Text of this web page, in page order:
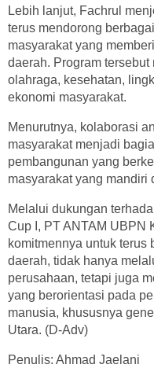
Lebih lanjut, Fachrul
terus mendorong
masyarakat yang
daerah. Program
olahraga, kesehatan,
ekonomi masyarakat.
Menurutnya, kolaborasi
masyarakat menjadi
pembangunan yang
masyarakat yang mandiri
Melalui dukungan
Cup I, PT ANTAM UBPN
komitmennya untuk terus
daerah, tidak hanya
perusahaan, tetapi juga
yang berorientasi pada
manusia, khususnya
Utara. (D-Adv)
Penulis: Ahmad Jaelani